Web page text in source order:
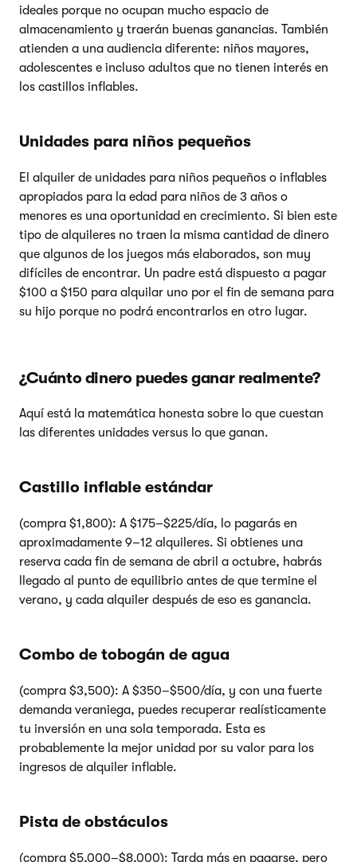
ideales porque no ocupan mucho espacio de
almacenamiento y traerán buenas ganancias. También
atienden a una audiencia diferente: niños mayores,
adolescentes e incluso adultos que no tienen interés en
los castillos inflables.
Unidades para niños pequeños
El alquiler de unidades para niños pequeños o inflables
apropiados para la edad para niños de 3 años o
menores es una oportunidad en crecimiento. Si bien este
tipo de alquileres no traen la misma cantidad de dinero
que algunos de los juegos más elaborados, son muy
difíciles de encontrar. Un padre está dispuesto a pagar
$100 a $150 para alquilar uno por el fin de semana para
su hijo porque no podrá encontrarlos en otro lugar.
¿Cuánto dinero puedes ganar realmente?
Aquí está la matemática honesta sobre lo que cuestan
las diferentes unidades versus lo que ganan.
Castillo inflable estándar
(compra $1,800): A $175–$225/día, lo pagarás en
aproximadamente 9–12 alquileres. Si obtienes una
reserva cada fin de semana de abril a octubre, habrás
llegado al punto de equilibrio antes de que termine el
verano, y cada alquiler después de eso es ganancia.
Combo de tobogán de agua
(compra $3,500): A $350–$500/día, y con una fuerte
demanda veraniega, puedes recuperar realísticamente
tu inversión en una sola temporada. Esta es
probablemente la mejor unidad por su valor para los
ingresos de alquiler inflable.
Pista de obstáculos
(compra $5,000–$8,000): Tarda más en pagarse, pero